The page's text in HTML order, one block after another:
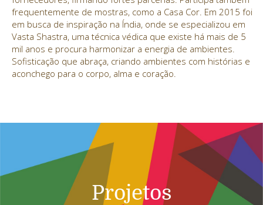
frequentemente de mostras, como a Casa Cor. Em 2015 foi
em busca de inspiração na Índia, onde se especializou em
Vasta Shastra, uma técnica védica que existe há mais de 5
mil anos e procura harmonizar a energia de ambientes.
Sofisticação que abraça, criando ambientes com histórias e
aconchego para o corpo, alma e coração.
Projetos